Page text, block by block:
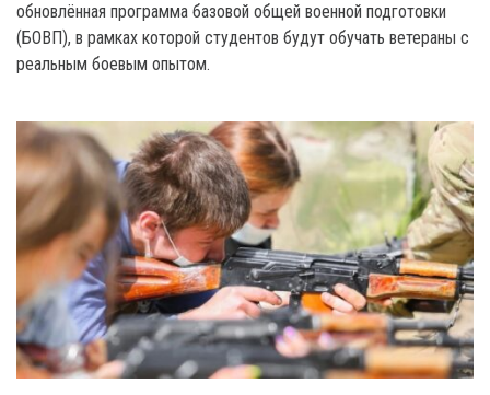
обновлённая программа базовой общей военной подготовки
(БОВП), в рамках которой студентов будут обучать ветераны с
реальным боевым опытом.